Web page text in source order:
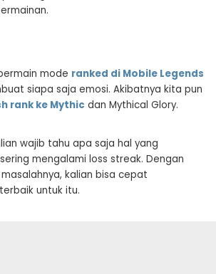
mode ranked di Mobile Legends
siapa saja emosi. Akibatnya kita pun
rank ke Mythic dan Mythical Glory.
wajib tahu apa saja hal yang
mengalami loss streak. Dengan
kalian bisa cepat
untuk itu.